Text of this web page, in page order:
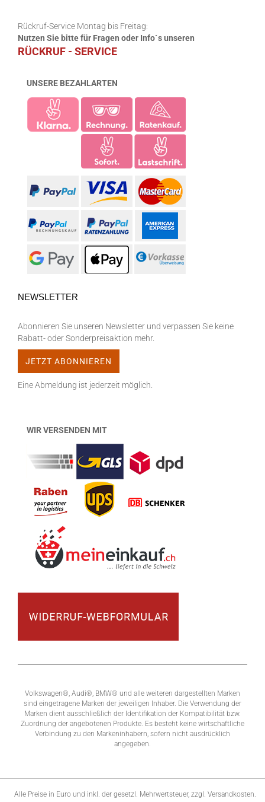
Rückruf-Service Montag bis Freitag:
Nutzen Sie bitte für Fragen oder Info`s unseren
RÜCKRUF - SERVICE
UNSERE BEZAHLARTEN
NEWSLETTER
Abonnieren Sie unseren Newsletter und verpassen Sie keine
Rabatt- oder Sonderpreisaktion mehr.
Eine Abmeldung ist jederzeit möglich.
WIR VERSENDEN MIT
Volkswagen®, Audi®, BMW® und alle weiteren dargestellten Marken
sind eingetragene Marken der jeweiligen Inhaber. Die Verwendung der
Marken dient ausschließlich der Identifikation der Kompatibilität bzw.
Zuordnung der angebotenen Produkte. Es besteht keine wirtschaftliche
Verbindung zu den Markeninhabern, sofern nicht ausdrücklich
angegeben.
Alle Preise in Euro und inkl. der gesetzl. Mehrwertsteuer, zzgl. Versandkosten.